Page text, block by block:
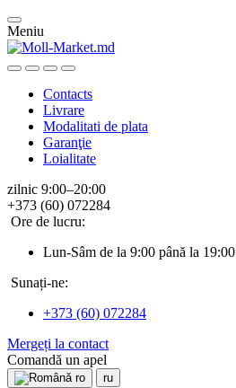
Meniu
Contacts
Livrare
Modalitati de plata
Garanţie
Loialitate
zilnic 9:00–20:00
+373 (60) 072284
Ore de lucru:
Lun-Sâm de la 9:00 până la 19:00
Sunați-ne:
+373 (60) 072284
Mergeți la contact
Comandă un apel
ro
ru